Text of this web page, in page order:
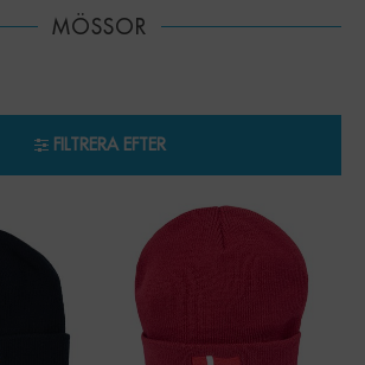
MÖSSOR
FILTRERA EFTER
+
-